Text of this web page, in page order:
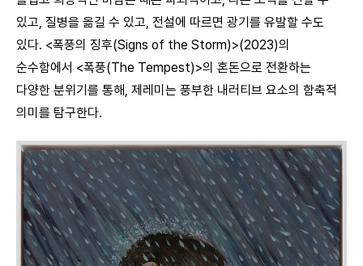
있고, 질병을 옮길 수 있고, 전설에 따르면 광기를 유발할 수도
있다. <폭풍의 징후(Signs of the Storm)>(2023)의
순수함에서 <폭풍(The Tempest)>의 혼돈으로 전환하는
다양한 분위기를 통해, 제레미는 풍부한 내러티브 요소의 함축적
의미를 탐구한다.